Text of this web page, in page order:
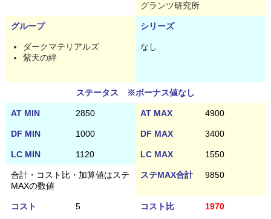
グランツ研究所
グループ シリーズ
ダークマテリアルズ
紫天の絆
なし
ステータス ※ボーナス値なし
AT MIN 2850 AT MAX 4900
DF MIN 1000 DF MAX 3400
LC MIN 1120 LC MAX 1550
合計・コスト比・加算値はステ
MAXの数値
ステMAX合計 9850
コスト 5 コスト比 1970